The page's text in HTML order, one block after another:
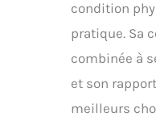
condition
pratique. Sa
combinée à
et son
meilleurs